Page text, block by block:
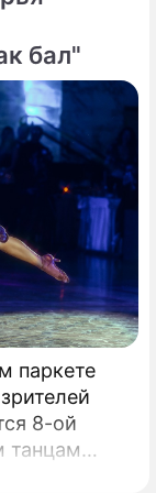
бал"
паркете
8-ой
танцам
Будет